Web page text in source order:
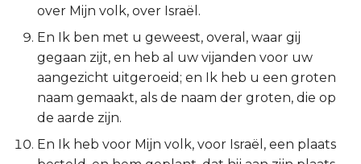
Filémon
Hebreeën
Jakobus
over Mijn volk, over Israël.
En Ik ben met u geweest, overal, waar gij
gegaan zijt, en heb al uw vijanden voor uw
aangezicht uitgeroeid; en Ik heb u een groten
naam gemaakt, als de naam der groten, die op
de aarde zijn.
En Ik heb voor Mijn volk, voor Israël, een plaats